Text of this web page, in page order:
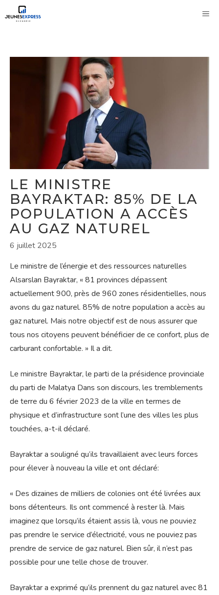
au
LE MINISTRE
BAYRAKTAR: 85% DE LA
POPULATION A ACCÈS
AU GAZ NATUREL
6 juillet 2025
Le ministre de l’énergie et des ressources naturelles
Alsarslan Bayraktar, « 81 provinces dépassent
actuellement 900, près de 960 zones résidentielles, nous
avons du gaz naturel. 85% de notre population a accès au
gaz naturel. Mais notre objectif est de nous assurer que
tous nos citoyens peuvent bénéficier de ce confort, plus de
carburant confortable. » Il a dit.
Le ministre Bayraktar, le parti de la présidence provinciale
du parti de Malatya Dans son discours, les tremblements
de terre du 6 février 2023 de la ville en termes de
physique et d’infrastructure sont l’une des villes les plus
touchées, a-t-il déclaré.
Bayraktar a souligné qu’ils travaillaient avec leurs forces
pour élever à nouveau la ville et ont déclaré:
« Des dizaines de milliers de colonies ont été livrées aux
bons détenteurs. Ils ont commencé à rester là. Mais
imaginez que lorsqu’ils étaient assis là, vous ne pouviez
pas prendre le service d’électricité, vous ne pouviez pas
prendre de service de gaz naturel. Bien sûr, il n’est pas
possible pour une telle chose de trouver.
Bayraktar a exprimé qu’ils prennent du gaz naturel avec 81